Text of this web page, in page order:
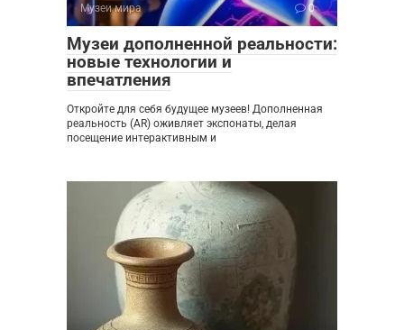
Музеи мира 0
Музеи дополненной реальности:
новые технологии и
впечатления
Откройте для себя будущее музеев! Дополненная
реальность (AR) оживляет экспонаты, делая
посещение интерактивным и